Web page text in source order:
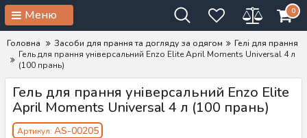
Меню 0
Головна Засоби для прання та догляду за одягом
Гелі для прання
Гель для прання універсальний Enzo Elite April Moments Universal 4 л
(100 прань)
Гель для прання універсальний Enzo Elite
April Moments Universal 4 л (100 прань)
Артикул: AS-00205